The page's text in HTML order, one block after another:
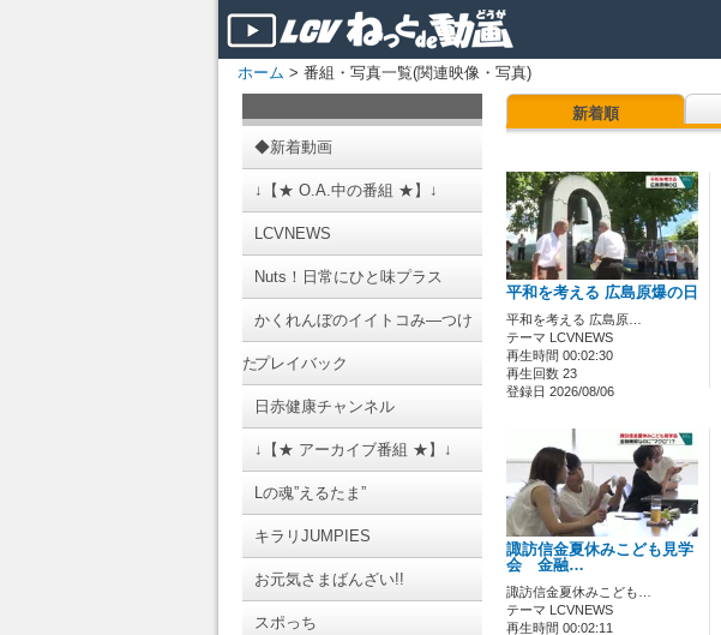
ホーム > 番組・写真一覧(関連映像・写真)
◆新着動画
↓【★ O.A.中の番組 ★】↓
LCVNEWS
Nuts！日常にひと味プラス
かくれんぼのイイトコみ―つけ
たプレイバック
日赤健康チャンネル
↓【★ アーカイブ番組 ★】↓
Lの魂”えるたま”
キラリJUMPIES
お元気さまばんざい!!
スポっち
新着順
平和を考える 広島原爆の日
平和を考える 広島原…
テーマ LCVNEWS
再生時間 00:02:30
再生回数 23
登録日 2026/08/06
諏訪信金夏休みこども見学
会 金融…
諏訪信金夏休みこども…
テーマ LCVNEWS
再生時間 00:02:11